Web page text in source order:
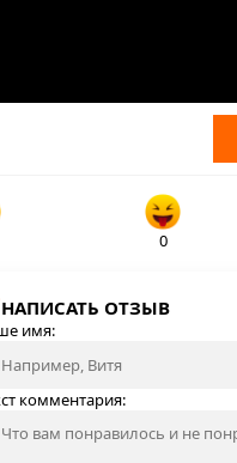
0
НАПИСАТЬ ОТЗЫВ
имя:
комментария: